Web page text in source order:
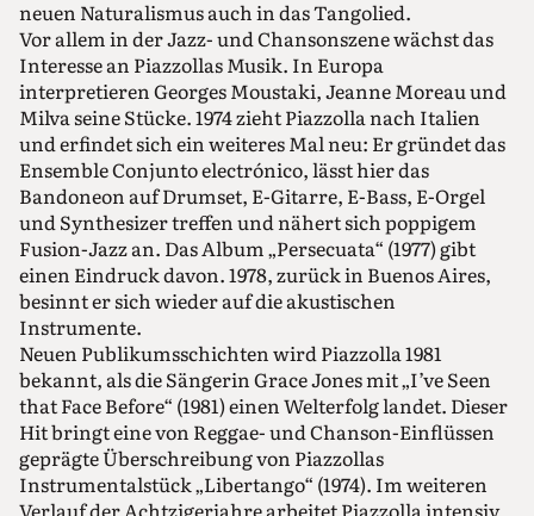
neuen Naturalismus auch in das Tangolied.
Vor allem in der Jazz- und Chansonszene wächst das
Interesse an Piazzollas Musik. In Europa
interpretieren Georges Moustaki, Jeanne Moreau und
Milva seine Stücke. 1974 zieht Piazzolla nach Italien
und erfindet sich ein weiteres Mal neu: Er gründet das
Ensemble Conjunto electrónico, lässt hier das
Bandoneon auf Drumset, E-Gitarre, E-Bass, E-Orgel
und Synthesizer treffen und nähert sich poppigem
Fusion-Jazz an. Das Album „Persecuata“ (1977) gibt
einen Eindruck davon. 1978, zurück in Buenos Aires,
besinnt er sich wieder auf die akustischen
Instrumente.
Neuen Publikumsschichten wird Piazzolla 1981
bekannt, als die Sängerin Grace Jones mit „I’ve Seen
that Face Before“ (1981) einen Welterfolg landet. Dieser
Hit bringt eine von Reggae- und Chanson-Einflüssen
geprägte Überschreibung von Piazzollas
Instrumentalstück „Libertango“ (1974). Im weiteren